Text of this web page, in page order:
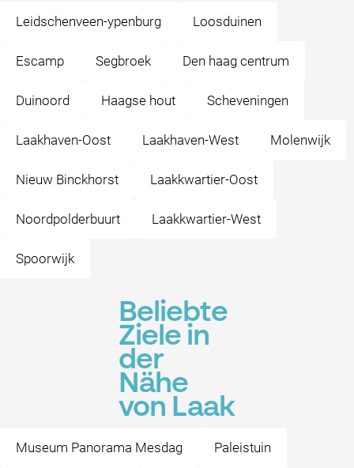
Leidschenveen-ypenburg Loosduinen
Escamp Segbroek Den haag centrum
Duinoord Haagse hout Scheveningen
Laakhaven-Oost Laakhaven-West Molenwijk
Nieuw Binckhorst Laakkwartier-Oost
Noordpolderbuurt Laakkwartier-West
Spoorwijk
Beliebte
Ziele in
der
Nähe
von Laak
Museum Panorama Mesdag Paleistuin